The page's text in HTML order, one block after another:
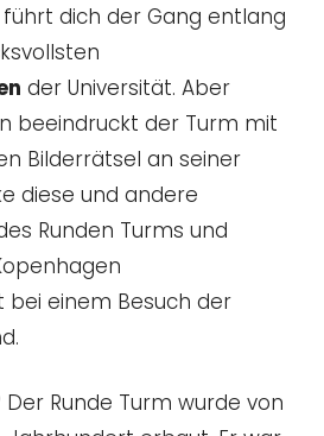
dich der Gang entlang
der Universität. Aber
beeindruckt der Turm mit
Bilderrätsel an seiner
diese und andere
Runden Turms und
bei einem Besuch der
Der Runde Turm wurde von